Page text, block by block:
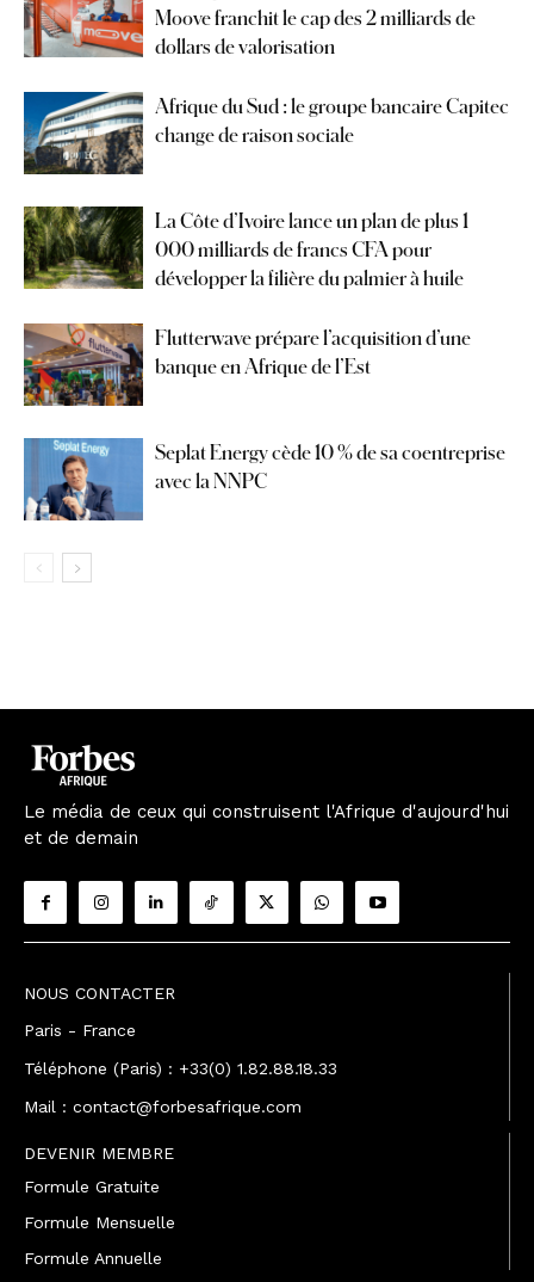
Moove franchit le cap des 2 milliards de
dollars de valorisation
Afrique du Sud : le groupe bancaire Capitec
change de raison sociale
La Côte d’Ivoire lance un plan de plus 1
000 milliards de francs CFA pour
développer la filière du palmier à huile
Flutterwave prépare l’acquisition d’une
banque en Afrique de l’Est
Seplat Energy cède 10 % de sa coentreprise
avec la NNPC
Le média de ceux qui construisent l'Afrique d'aujourd'hui
et de demain
NOUS CONTACTER
Paris - France
Téléphone (Paris) : +33(0) 1.82.88.18.33
Mail : contact@forbesafrique.com
DEVENIR MEMBRE
Formule Gratuite
Formule Mensuelle
Formule Annuelle